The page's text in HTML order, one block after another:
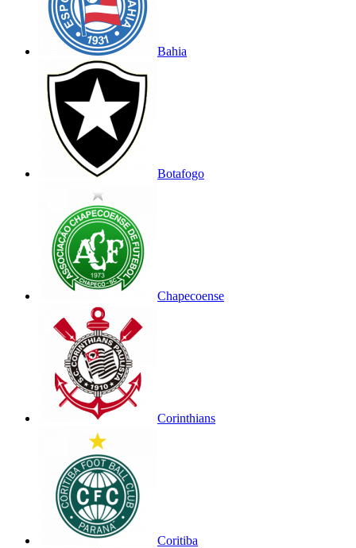
Bahia
Botafogo
Chapecoense
Corinthians
Coritiba